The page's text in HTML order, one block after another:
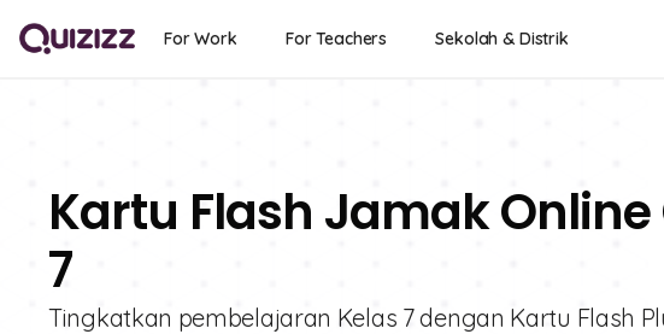
For Work For Teachers Sekolah & Distrik
Kartu Flash Jamak
7
Tingkatkan pembelajaran Kelas 7 dengan Kartu Flash